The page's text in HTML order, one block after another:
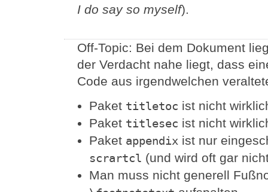
I do say so myself).
Off-Topic: Bei dem Dokument
der Verdacht nahe liegt, dass
Code aus irgendwelchen
Paket titletoc ist nicht
Paket titlesec ist nicht
Paket appendix ist nur
scrartcl (und wird oft gar
Man muss nicht generell